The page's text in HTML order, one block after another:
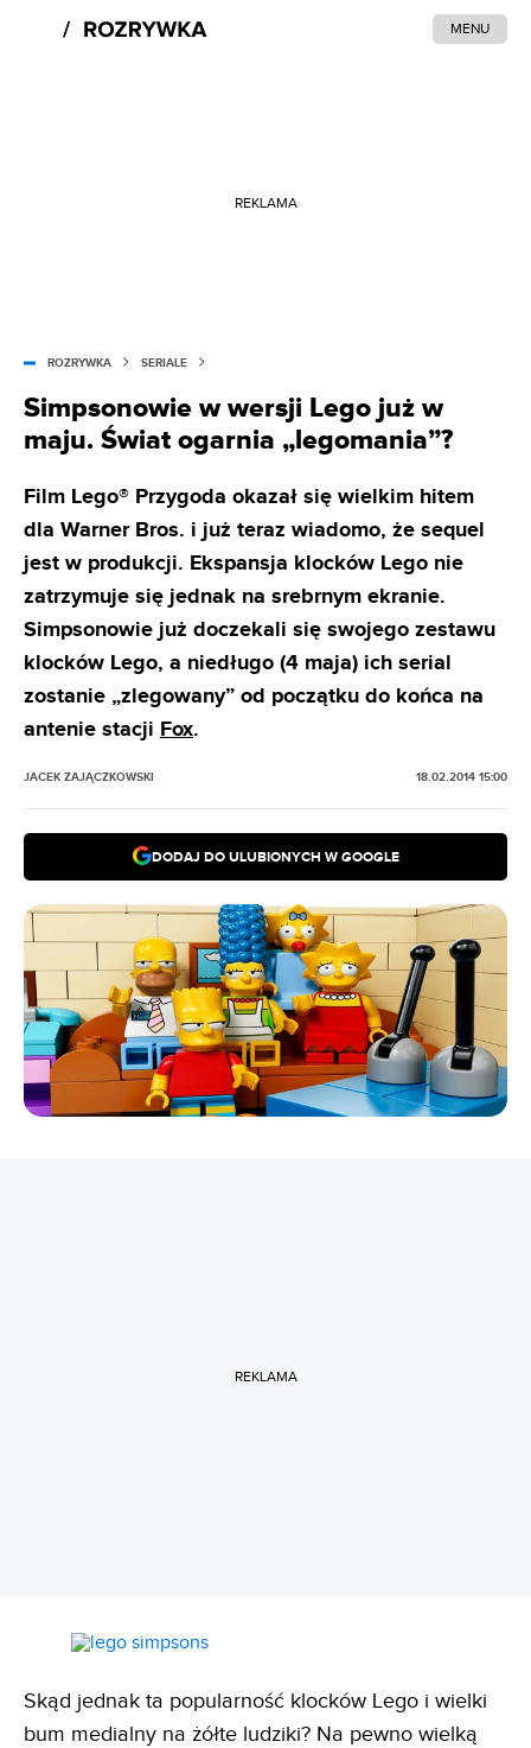
MENU
REKLAMA
ROZRYWKA SERIALE
Simpsonowie w wersji Lego już w
maju. Świat ogarnia „legomania”?
Film Lego® Przygoda okazał się wielkim hitem
dla Warner Bros. i już teraz wiadomo, że sequel
jest w produkcji. Ekspansja klocków Lego nie
zatrzymuje się jednak na srebrnym ekranie.
Simpsonowie już doczekali się swojego zestawu
klocków Lego, a niedługo (4 maja) ich serial
zostanie „zlegowany” od początku do końca na
antenie stacji Fox.
JACEK ZAJĄCZKOWSKI 18.02.2014 15:00
DODAJ DO ULUBIONYCH W GOOGLE
REKLAMA
Skąd jednak ta popularność klocków Lego i wielki
bum medialny na żółte ludziki? Na pewno wielką